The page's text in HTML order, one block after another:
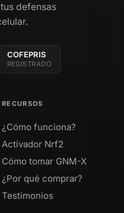
defensas
COFEPRIS
REGISTRADO
RECURSOS
¿Cómo funciona?
Activador Nrf2
Cómo tomar GNM-X
¿Por qué comprar?
Testimonios